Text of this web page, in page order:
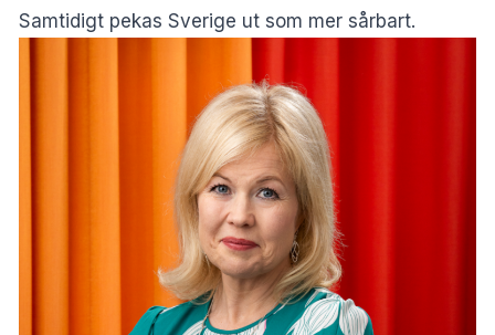
Samtidigt pekas Sverige ut som mer sårbart.